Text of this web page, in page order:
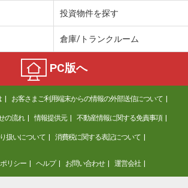
投資物件を探す
倉庫/トランクルーム
PC版へ
お客さまご利用端末からの情報の外部送信について
の流れ 情報提供元 不動産情報に関する免責事項
扱いについて 消費税に関する表記について
リシー ヘルプ お問い合わせ 運営会社